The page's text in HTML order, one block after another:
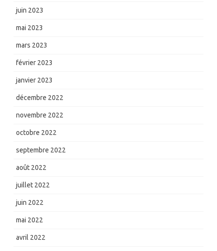
juin 2023
mai 2023
mars 2023
février 2023
janvier 2023
décembre 2022
novembre 2022
octobre 2022
septembre 2022
août 2022
juillet 2022
juin 2022
mai 2022
avril 2022